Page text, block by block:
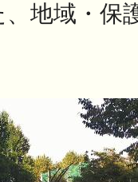
地域・保